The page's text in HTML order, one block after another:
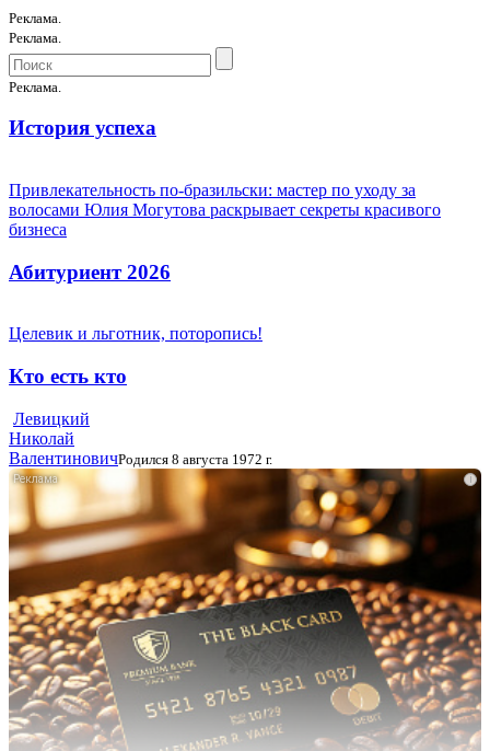
Реклама.
Реклама.
Реклама.
История успеха
Привлекательность по-бразильски: мастер по уходу за
волосами Юлия Могутова раскрывает секреты красивого
бизнеса
Абитуриент 2026
Целевик и льготник, поторопись!
Кто есть кто
Левицкий
Николай
ВалентиновичРодился 8 августа 1972 г.
i